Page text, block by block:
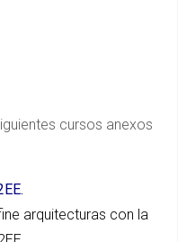
cursos anexos
arquitecturas con la